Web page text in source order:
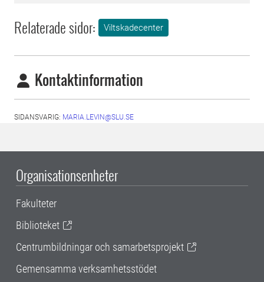
Relaterade sidor: Viltskadecenter
Kontaktinformation
SIDANSVARIG: MARIA.LEVIN@SLU.SE
Organisationsenheter
Fakulteter
Biblioteket
Centrumbildningar och samarbetsprojekt
Gemensamma verksamhetsstödet